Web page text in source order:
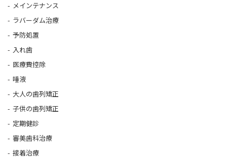
メインテナンス
ラバーダム治療
予防処置
入れ歯
医療費控除
唾液
大人の歯列矯正
子供の歯列矯正
定期健診
審美歯科治療
接着治療